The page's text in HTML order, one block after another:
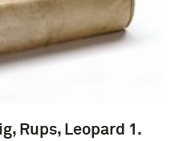
Rups, Leopard 1.